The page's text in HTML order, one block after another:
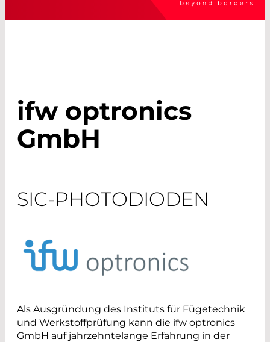
ifw optronics
GmbH
​SIC-PHOTODIODEN
Als Ausgründung des Instituts für Fügetechnik
und Werkstoffprüfung kann die ifw optronics
GmbH auf jahrzehntelange Erfahrung in der